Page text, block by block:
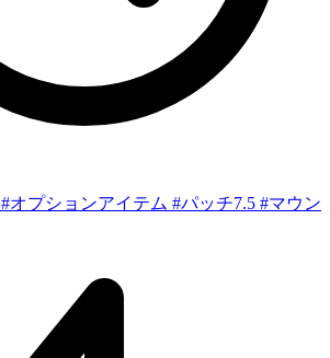
#オプションアイテム #パッチ7.5 #マウン